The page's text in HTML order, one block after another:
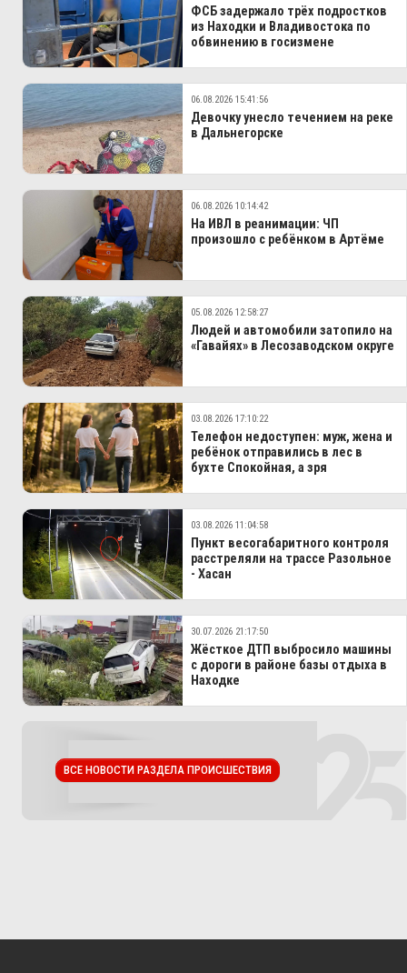
ФСБ задержало трёх подростков
из Находки и Владивостока по
обвинению в госизмене
06.08.2026 15:41:56
Девочку унесло течением на реке
в Дальнегорске
06.08.2026 10:14:42
На ИВЛ в реанимации: ЧП
произошло с ребёнком в Артёме
05.08.2026 12:58:27
Людей и автомобили затопило на
«Гавайях» в Лесозаводском округе
03.08.2026 17:10:22
Телефон недоступен: муж, жена и
ребёнок отправились в лес в
бухте Спокойная, а зря
03.08.2026 11:04:58
Пункт весогабаритного контроля
расстреляли на трассе Разольное
- Хасан
30.07.2026 21:17:50
Жёсткое ДТП выбросило машины
с дороги в районе базы отдыха в
Находке
ВСЕ НОВОСТИ РАЗДЕЛА ПРОИСШЕСТВИЯ